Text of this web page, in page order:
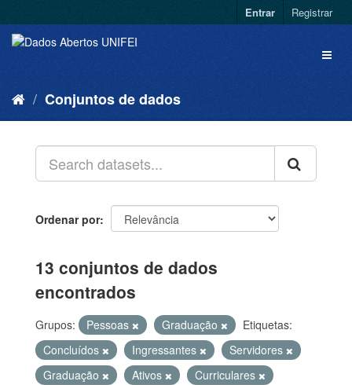
Entrar Registrar
Conjuntos de dados
Ordenar por
13 conjuntos de dados
encontrados
Grupos: Pessoas Graduação
Etiquetas:
Concluídos
Ingressantes
Servidores
Graduação
Ativos
Curriculares